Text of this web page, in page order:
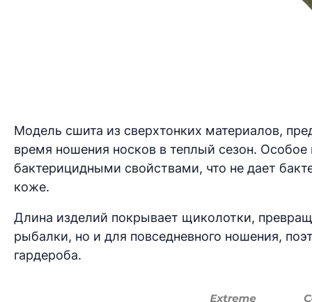
Модель сшита из сверхтонких материалов,
время ношения носков в теплый сезон.
бактерицидными свойствами, что не дает
коже.
Длина изделий покрывает щиколотки,
рыбалки, но и для повседневного ношения,
гардероба.